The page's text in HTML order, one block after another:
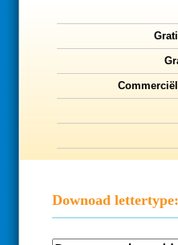
Downoad